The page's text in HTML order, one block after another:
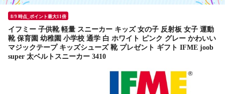
8/9 時点_ポイント最大11倍
イフミー 子供靴 軽量 スニーカー キッズ 女の子 反射板 女子 運動
靴 保育園 幼稚園 小学校 通学 白 ホワイト ピンク グレー かわいい
マジックテープ キッズシューズ 靴 プレゼント ギフト IFME joob
super 太ベルトスニーカー 3410